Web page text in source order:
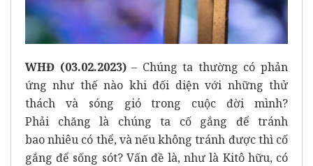
WHĐ (03.02.2023)– Chúng ta thường có phản
ứng như thế nào khi đối diện với những thử
thách và sóng gió trong cuộc đời mình?
Phải chăng là chúng ta cố gắng để tránh
bao nhiêu có thể, và nếu không tránh được thì cố
gắng để sống sót? Vấn đề là, như là Kitô hữu, có